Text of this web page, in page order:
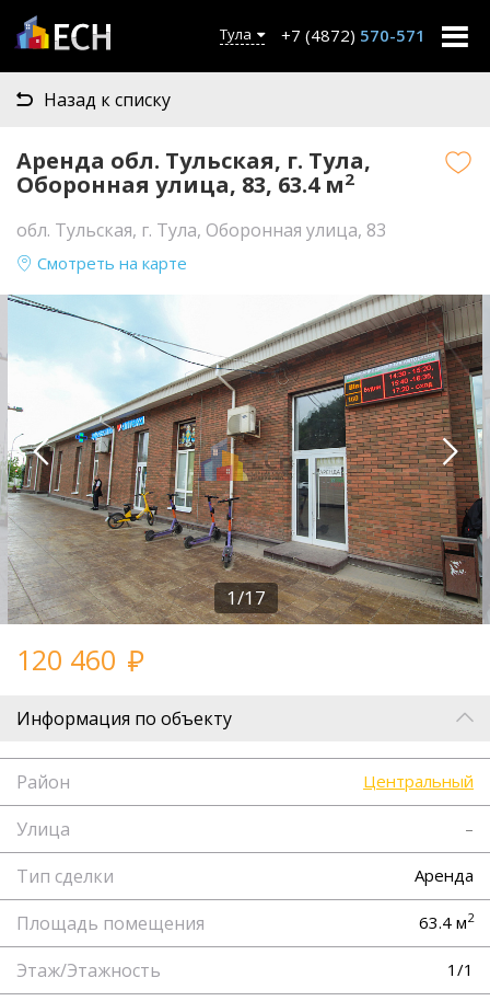
Тула +7 (4872) 570-571
Назад к списку
Аренда обл. Тульская, г. Тула,
Оборонная улица, 83, 63.4 м2
обл. Тульская, г. Тула, Оборонная улица, 83
Смотреть на карте
1/17
120 460
Информация по объекту
Район Центральный
Улица –
Тип сделки Аренда
Площадь помещения 63.4 м2
Этаж/Этажность 1/1